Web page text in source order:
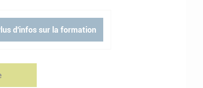
d'infos sur la formation